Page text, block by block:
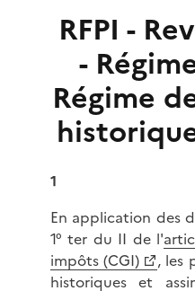
RFPI -
-
Régime
1
En application des
1° ter du II de l'
impôts (CGI)
, les
historiques et